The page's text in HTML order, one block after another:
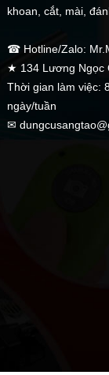
khoan, cắt, mài,
☎ Hotline/Zalo:
★ 134 Lương Ngọc
Thời gian làm việc:
ngày/tuần
✉